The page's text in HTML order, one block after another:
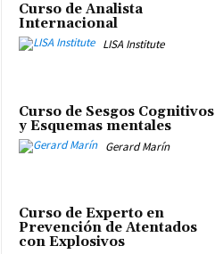
Curso de Analista
Internacional
LISA Institute
Curso de Sesgos Cognitivos
y Esquemas mentales
Gerard Marín
Curso de Experto en
Prevención de Atentados
con Explosivos